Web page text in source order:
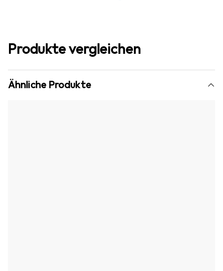
Produkte vergleichen
Ähnliche Produkte